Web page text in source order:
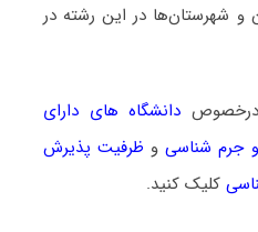
و شهرستان‌ها در این رشته در
درخصوص دانشگاه های دارای
جرم شناسیو ظرفیت پذیرش
کلیک کنید.